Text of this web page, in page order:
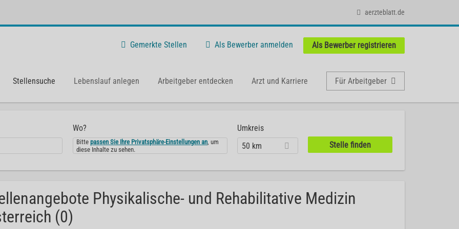
aerzteblatt.de
Gemerkte Stellen Als Bewerber anmelden Als Bewerber registrieren
Stellensuche Lebenslauf anlegen Arbeitgeber entdecken Arzt und Karriere Für Arbeitgeber
Wo?
Bittepassen Sie Ihre Privatsphäre-Einstellungen an, um
diese Inhalte zu sehen.
Umkreis
50 km
Physikalische- und Rehabilitative Medizin
(0)